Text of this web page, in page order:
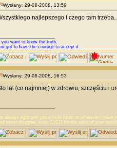
Wysłany: 29-08-2008, 13:59
najlepszego i czego tam trzeba,
you want to know the truth,
got to have the courage to accept it.
Wysłany: 29-08-2008, 16:53
lat (co najmniej) w zdrowiu, szczęściu i
always right and you should listen to whatever I have
never disagree, ever, EVER for the sake of your